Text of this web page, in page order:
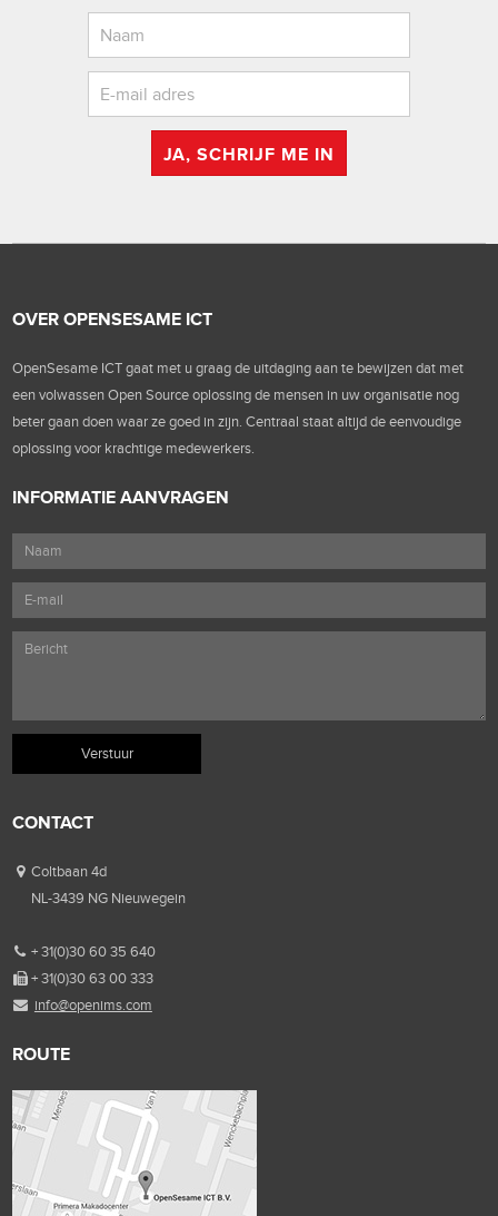
JA, SCHRIJF ME IN
OVER OPENSESAME ICT
OpenSesame ICT gaat met u graag de uitdaging aan te bewijzen dat met
een volwassen Open Source oplossing de mensen in uw organisatie nog
beter gaan doen waar ze goed in zijn. Centraal staat altijd de eenvoudige
oplossing voor krachtige medewerkers.
INFORMATIE AANVRAGEN
CONTACT
Coltbaan 4d
NL-3439 NG Nieuwegein
+ 31(0)30 60 35 640
+ 31(0)30 63 00 333
info@openims.com
ROUTE